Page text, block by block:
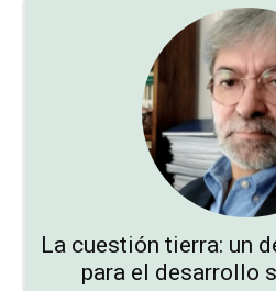
La cuestión tierra: un
para el desarrollo